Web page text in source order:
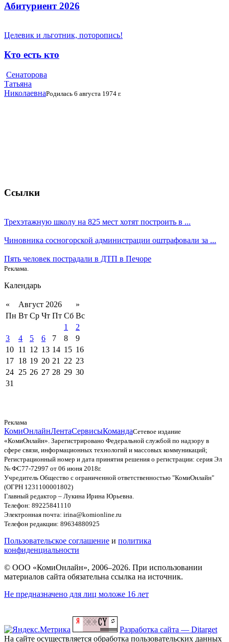
Абитуриент 2026
Целевик и льготник, поторопись!
Кто есть кто
Сенаторова
Татьяна
НиколаевнаРодилась 6 августа 1974 г.
Ссылки
Трехэтажную школу на 825 мест хотят построить в ...
Чиновника сосногорской администрации оштрафовали за ...
Пять человек пострадали в ДТП в Печоре
Реклама.
Календарь
« Август 2026
»
Пн Вт Ср Чт Пт Сб Вс
1
2
3
4 5 6 7 8
9
10 11 12 13 14 15 16
17 18 19 20 21 22 23
24 25 26 27 28 29 30
31
Реклама
КомиОнлайнЛентаСервисыКомандаСетевое издание
«КомиОнлайн». Зарегистрировано Федеральной службой по надзору в
сфере связи, информационных технологий и массовых коммуникаций;
Регистрационный номер и дата принятия решения о регистрации: серия Эл
№ ФС77-72997 от 06 июня 2018г.
Учредитель Общество с ограниченной ответственностью "КомиОнлайн"
(ОГРН 1231100001802)
Главный редактор – Лукина Ирина Юрьевна.
Телефон: 89225841110
Электронная почта: irina@komionline.ru
Телефон редакции: 89634880925
Пользовательское соглашение и политика
конфиденциальности
© ООО «КомиОнлайн», 2006–2026. При использовании
материалов сайта обязательна ссылка на источник.
Не предназначено для лиц моложе 16 лет
Разработка сайта — Ditarget
На сайте осуществляется обработка пользовательских данных